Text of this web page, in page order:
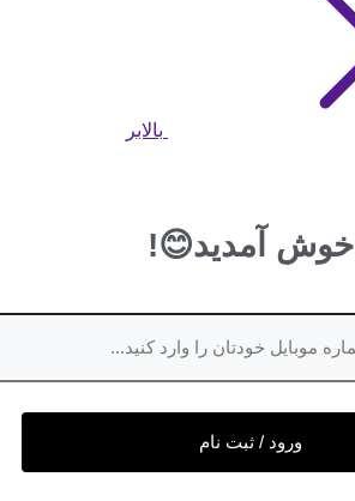
بالابر
خوش آمدید😊!
ورود / ثبت نام